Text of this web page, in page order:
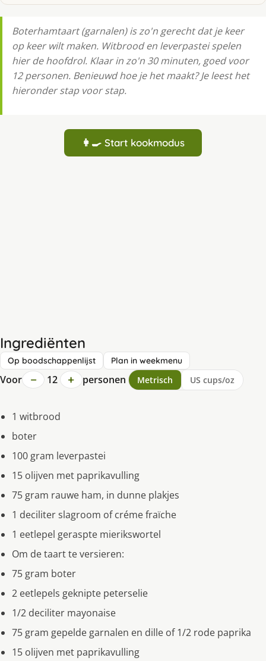
Boterhamtaart (garnalen) is zo'n gerecht dat je keer
op keer wilt maken. Witbrood en leverpastei spelen
hier de hoofdrol. Klaar in zo'n 30 minuten, goed voor
12 personen. Benieuwd hoe je het maakt? Je leest het
hieronder stap voor stap.
👩‍🍳 Start kookmodus
Ingrediënten
Op boodschappenlijst Plan in weekmenu
Voor − 12 + personen Metrisch US cups/oz
1 witbrood
boter
100 gram leverpastei
15 olijven met paprikavulling
75 gram rauwe ham, in dunne plakjes
1 deciliter slagroom of créme fraïche
1 eetlepel geraspte mierikswortel
Om de taart te versieren:
75 gram boter
2 eetlepels geknipte peterselie
1/2 deciliter mayonaise
75 gram gepelde garnalen en dille of 1/2 rode paprika
15 olijven met paprikavulling